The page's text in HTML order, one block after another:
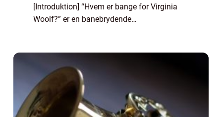
[Introduktion] “Hvem er bange for Virginia
Woolf?” er en banebrydende